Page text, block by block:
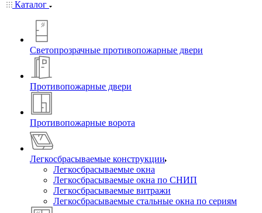
Каталог
Светопрозрачные противопожарные двери
Противопожарные двери
Противопожарные ворота
Легкосбрасываемые конструкции
Легкосбрасываемые окна
Легкосбрасываемые окна по СНИП
Легкосбрасываемые витражи
Легкосбрасываемые стальные окна по сериям